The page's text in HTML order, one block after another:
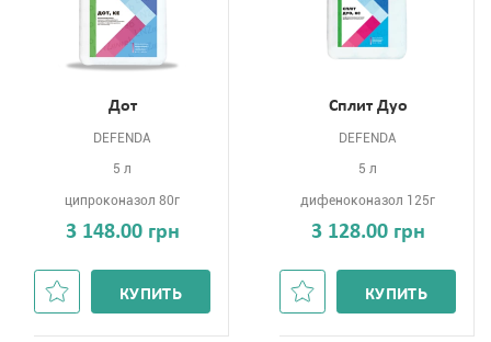
Дот
DEFENDA
5 л
ципроконазол 80г
3 148.00 грн
КУПИТЬ
Сплит Дуо
DEFENDA
5 л
дифеноконазол 125г
3 128.00 грн
КУПИТЬ